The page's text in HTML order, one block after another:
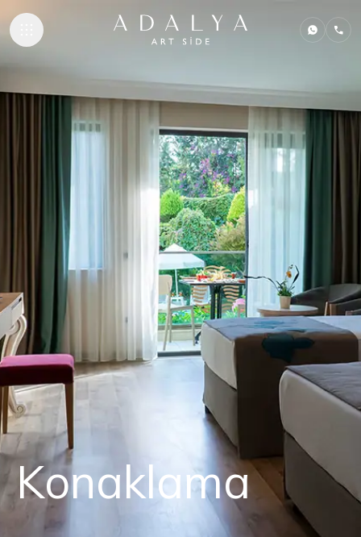
KONAKLAMA
GASTRONOMI
PLAJ &
SPA &
MARE KIDS
İLETIŞIM
ADALYA HOTELS
Adalya Bliss
Adalya Elite Lara
Adalya Ocean Deluxe
Adalya Art Side
RU
+902422540806
[email protected]
Konaklama